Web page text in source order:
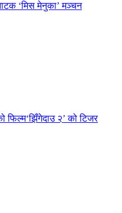
‘मिस मेनुका’ मञ्चन
२’ को टिजर